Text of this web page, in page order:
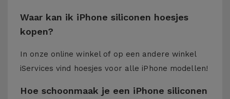
Waar kan ik iPhone siliconen hoesjes
kopen?
In onze online winkel of op een andere winkel
iServices vind hoesjes voor alle iPhone modellen!
Hoe schoonmaak je een iPhone siliconen